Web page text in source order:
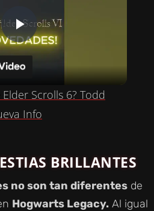
P
A
V
Scrolls 6? Todd
Info
BRILLANTES
no son tan diferentes de
Hogwarts Legacy. Al igual